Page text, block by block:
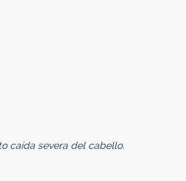
caída severa del cabello.